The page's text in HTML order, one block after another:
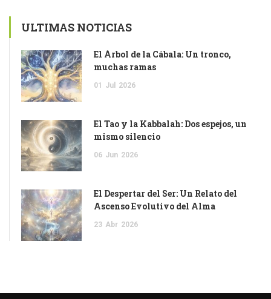
ULTIMAS NOTICIAS
El Árbol de la Cábala: Un tronco,
muchas ramas
01 Jul 2026
El Tao y la Kabbalah: Dos espejos, un
mismo silencio
06 Jun 2026
El Despertar del Ser: Un Relato del
Ascenso Evolutivo del Alma
23 Abr 2026